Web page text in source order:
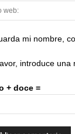
mi nombre,
introduce una
+ doce =